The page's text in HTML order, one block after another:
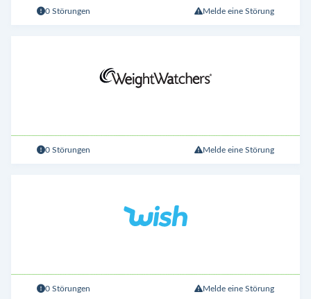
0 Störungen Melde eine Störung
0 Störungen Melde eine Störung
0 Störungen Melde eine Störung